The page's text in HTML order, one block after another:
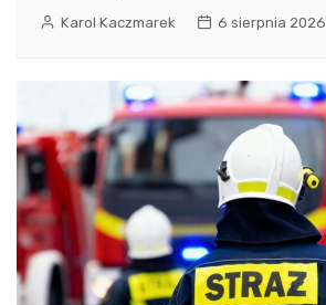
Karol Kaczmarek 6 sierpnia 2026